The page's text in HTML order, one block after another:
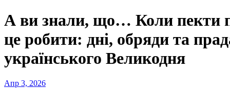
А ви знали, що… Коли пекти
це робити: дні, обряди та
українського Великодня
Апр 3, 2026